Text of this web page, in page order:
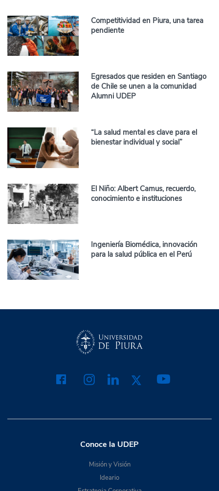
Competitividad en Piura, una tarea
pendiente
Egresados que residen en Santiago
de Chile se unen a la comunidad
Alumni UDEP
“La salud mental es clave para el
bienestar individual y social”
El Niño: Albert Camus, recuerdo,
conocimiento e instituciones
Ingeniería Biomédica, innovación
para la salud pública en el Perú
Conoce la UDEP
Misión y Visión
Ideario